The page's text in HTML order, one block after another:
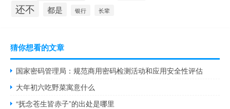
还不 都是 银行 长辈
猜你想看的文章
国家密码管理局：规范商用密码检测活动和应用安全性评估
大年初六吃野菜寓意什么
“抚念苍生皆赤子”的出处是哪里